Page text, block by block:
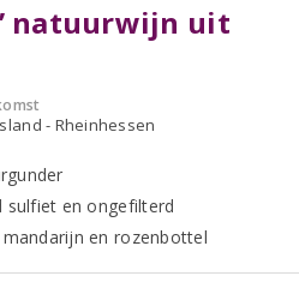
natuurwijn uit
- Rheinhessen
sulfiet en ongefilterd
en rozenbottel